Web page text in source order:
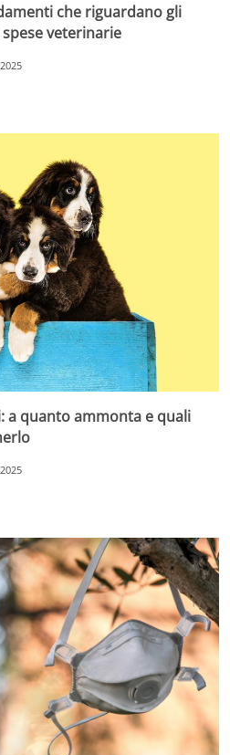
che riguardano gli
veterinarie
a quanto ammonta e quali